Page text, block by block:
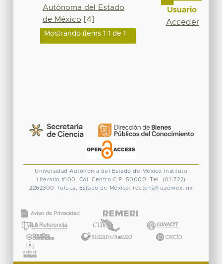
Autónoma del Estado
de México [4]
Mostrando ítems 1-1 de 1
Usuario
Acceder
Universidad Autónoma del Estado de México
Instituto
Literario #100. Col. Centro C.P. 50000. Tel. (01-722)
2262300 Toluca, Estado de México. rectoria@uaemex.mx